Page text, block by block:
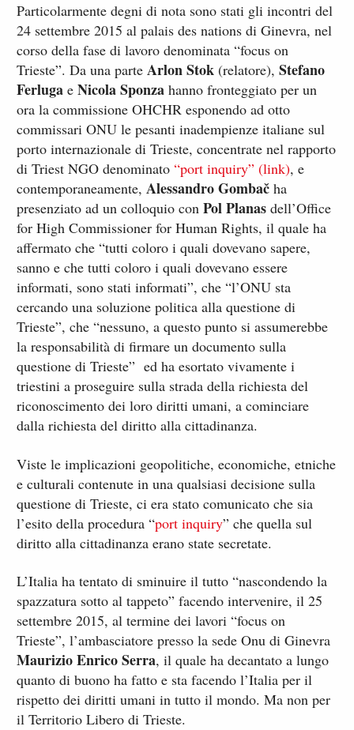
Particolarmente degni di nota sono stati gli incontri del
24 settembre 2015 al palais des nations di Ginevra, nel
corso della fase di lavoro denominata “focus on
Trieste”. Da una parteArlon Stok (relatore),Stefano
Ferluga eNicola Sponza hanno fronteggiato per un
ora la commissione OHCHR esponendo ad otto
commissari ONU le pesanti inadempienze italiane sul
porto internazionale di Trieste, concentrate nel rapporto
di Triest NGO denominato“port inquiry” (link), e
contemporaneamente,Alessandro Gombač ha
presenziato ad un colloquio conPol Planas dell’Office
for High Commissioner for Human Rights, il quale ha
affermato che “tutti coloro i quali dovevano sapere,
sanno e che tutti coloro i quali dovevano essere
informati, sono stati informati”, che “l’ONU sta
cercando una soluzione politica alla questione di
Trieste”, che “nessuno, a questo punto si assumerebbe
la responsabilità di firmare un documento sulla
questione di Trieste” ed ha esortato vivamente i
triestini a proseguire sulla strada della richiesta del
riconoscimento dei loro diritti umani, a cominciare
dalla richiesta del diritto alla cittadinanza.
Viste le implicazioni geopolitiche, economiche, etniche
e culturali contenute in una qualsiasi decisione sulla
questione di Trieste, ci era stato comunicato che sia
l’esito della procedura “port inquiry” che quella sul
diritto alla cittadinanza erano state secretate.
L’Italia ha tentato di sminuire il tutto “nascondendo la
spazzatura sotto al tappeto” facendo intervenire, il 25
settembre 2015, al termine dei lavori “focus on
Trieste”, l’ambasciatore presso la sede Onu di Ginevra
Maurizio Enrico Serra, il quale ha decantato a lungo
quanto di buono ha fatto e sta facendo l’Italia per il
rispetto dei diritti umani in tutto il mondo. Ma non per
il Territorio Libero di Trieste.